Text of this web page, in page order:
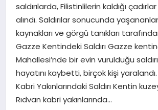
EKONOMI
SAĞLIK
DÜNYA
EĞITIM
saldırılarda, Filistinlilerin kaldığı
alındı. Saldırılar sonucunda
kaynakları ve görgü tanıkları
Gazze Kentindeki Saldırı Gazze
Mahallesi’nde bir evin vurulduğu
hayatını kaybetti, birçok kişi yaralandı.
Kabri Yakınlarındaki Saldırı Kentin
Rıdvan kabri yakınlarında…